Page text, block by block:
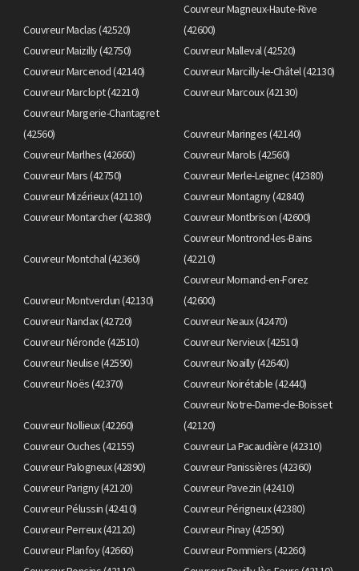
Couvreur Maclas (42520)
Couvreur Magneux-Haute-Rive
(42600)
Couvreur Maizilly (42750)
Couvreur Malleval (42520)
Couvreur Marcenod (42140)
Couvreur Marcilly-le-Châtel (42130)
Couvreur Marclopt (42210)
Couvreur Marcoux (42130)
Couvreur Margerie-Chantagret
(42560)
Couvreur Maringes (42140)
Couvreur Marlhes (42660)
Couvreur Marols (42560)
Couvreur Mars (42750)
Couvreur Merle-Leignec (42380)
Couvreur Mizérieux (42110)
Couvreur Montagny (42840)
Couvreur Montarcher (42380)
Couvreur Montbrison (42600)
Couvreur Montchal (42360)
Couvreur Montrond-les-Bains
(42210)
Couvreur Montverdun (42130)
Couvreur Mornand-en-Forez
(42600)
Couvreur Nandax (42720)
Couvreur Neaux (42470)
Couvreur Néronde (42510)
Couvreur Nervieux (42510)
Couvreur Neulise (42590)
Couvreur Noailly (42640)
Couvreur Noës (42370)
Couvreur Noirétable (42440)
Couvreur Nollieux (42260)
Couvreur Notre-Dame-de-Boisset
(42120)
Couvreur Ouches (42155)
Couvreur La Pacaudière (42310)
Couvreur Palogneux (42890)
Couvreur Panissières (42360)
Couvreur Parigny (42120)
Couvreur Pavezin (42410)
Couvreur Pélussin (42410)
Couvreur Périgneux (42380)
Couvreur Perreux (42120)
Couvreur Pinay (42590)
Couvreur Planfoy (42660)
Couvreur Pommiers (42260)